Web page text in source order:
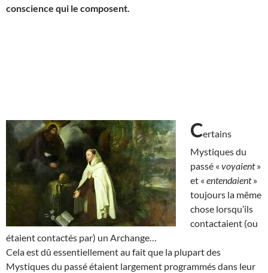
conscience qui le composent.
Certains
Mystiques du
passé « voyaient»
et « entendaient»
toujours la même
chose lorsqu’ils
contactaient (ou
étaient contactés par) un Archange…
Cela est dû essentiellement au fait que la plupart des
Mystiques du passé étaient largement programmés dans leur